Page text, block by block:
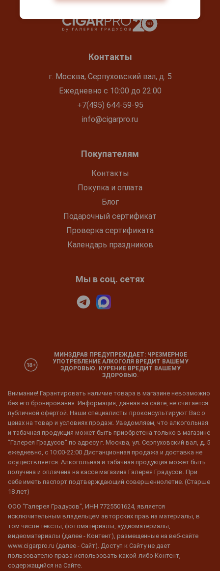
Контакты
г. Москва, Серпуховский вал, д. 5
Ежедневно с 10:00 до 22:00
+7(495) 644-59-95
info@cigarpro.ru
Покупателям
Контакты
Покупка и оплата
Блог
Подарочный сертификат
Проверка сертификата
Календарь праздников
Мы в соц. сетях
МИНЗДРАВ ПРЕДУПРЕЖДАЕТ: ЧРЕЗМЕРНОЕ
УПОТРЕБЛЕНИЕ АЛКОГОЛЯ ВРЕДИТ ВАШЕМУ
ЗДОРОВЬЮ. КУРЕНИЕ ВРЕДИТ ВАШЕМУ
ЗДОРОВЬЮ.
Внимание! Гарантировать наличие товара в магазине невозможно
без его бронирования. Информация, данная на сайте, не считается
публичной офертой. Наши специалисты проконсультируют Вас о
ценах на товар и условиях продаж. Уведомляем, что алкогольная
и табачная продукция может быть приобретена только в магазине
"Галерея Градусов" по адресу г. Москва, ул. Серпуховский вал, д. 5
ежедневно, с 10:00-22:00 Дистанционная продажа и доставка не
осуществляется. Алкогольная и табачная продукция может быть
получена и оплачена на кассе магазина Галерея Градусов. При
себе иметь паспорт подтверждающий совершеннолетие. (Старше
18 лет)
ООО "Галерея Градусов", ИНН 7725501624, является
исключительным владельцем авторских прав на материалы, в
том числе тексты, фотоматериалы, аудиоматериалы,
видеоматериалы (далее - Контент), размещенные на веб-сайте
www.cigarpro.ru (далее - Сайт). Доступ к Сайту не дает
пользователю права использовать какой-либо Контент,
содержащийся на Сайте.